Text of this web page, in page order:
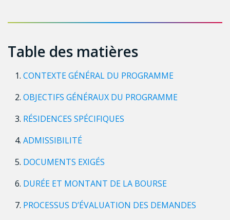
Table des matières
CONTEXTE GÉNÉRAL DU PROGRAMME
OBJECTIFS GÉNÉRAUX DU PROGRAMME
RÉSIDENCES SPÉCIFIQUES
ADMISSIBILITÉ
DOCUMENTS EXIGÉS
DURÉE ET MONTANT DE LA BOURSE
PROCESSUS D’ÉVALUATION DES DEMANDES